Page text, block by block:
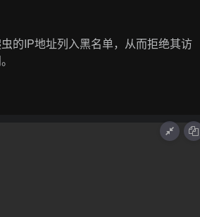
的IP地址列入黑名单，从而拒绝其访